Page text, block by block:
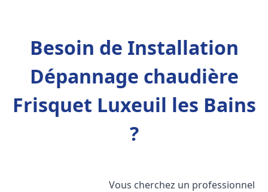
Besoin de Installation
Dépannage chaudière
Frisquet Luxeuil les Bains
?
Vous cherchez un professionnel